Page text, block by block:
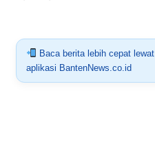
Baca berita lebih cepat lewat
aplikasi BantenNews.co.id